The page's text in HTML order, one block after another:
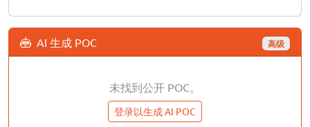
AI 生成 POC 高级
未找到公开 POC。
登录以生成 AI POC